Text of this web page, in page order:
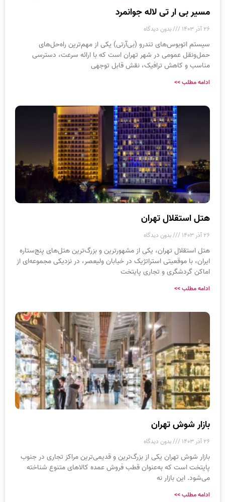
مسیر بی ار تی لاله جوانمرد
۲۶ آذر ۱۴۰۳ بدون دیدگاه
سیستم اتوبوس‌های تندرو (بی‌آرتی) یکی از مهم‌ترین راه‌حل‌های
حمل‌ونقل عمومی در شهر تهران است که با ارائه سرعت، دسترسی
مناسب و کاهش ترافیک، نقش قابل توجهی
ادامه مطلب >>
هتل استقلال تهران
۲۶ آذر ۱۴۰۳ بدون دیدگاه
هتل استقلال تهران، یکی از مشهورترین و بزرگ‌ترین هتل‌های پنج‌ستاره
ایران، با موقعیتی استراتژیک در خیابان ولیعصر، در نزدیکی مجموعه‌ای از
اماکن گردشگری و تجاری پایتخت
ادامه مطلب >>
بازار شوش تهران
۲۶ آذر ۱۴۰۳ بدون دیدگاه
بازار شوش تهران یکی از بزرگ‌ترین و قدیمی‌ترین مراکز تجاری در جنوب
پایتخت است که به‌عنوان قطب فروش عمده کالاهای متنوع شناخته
می‌شود. این بازار نه
ادامه مطلب >>